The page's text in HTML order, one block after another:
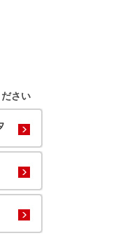
さい